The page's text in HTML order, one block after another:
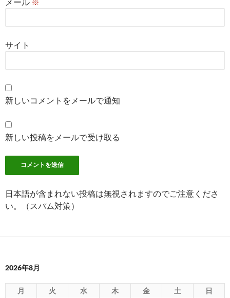
サイト
新しいコメントをメールで通知
新しい投稿をメールで受け取る
日本語が含まれない投稿は無視されますのでご注意くださ
い。（スパム対策）
2026年8月
月 火 水 木 金 土
日